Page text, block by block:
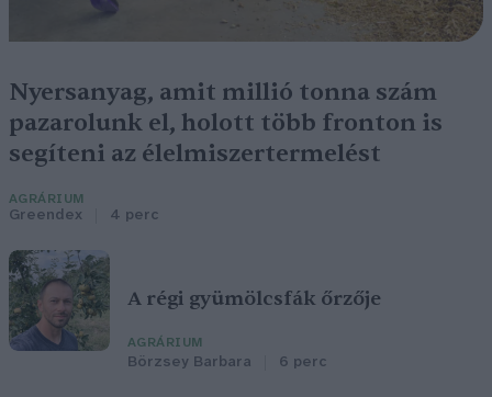
Nyersanyag, amit millió tonna szám
pazarolunk el, holott több fronton is
segíteni az élelmiszertermelést
AGRÁRIUM
Greendex 4 perc
A régi gyümölcsfák őrzője
AGRÁRIUM
Börzsey Barbara 6 perc